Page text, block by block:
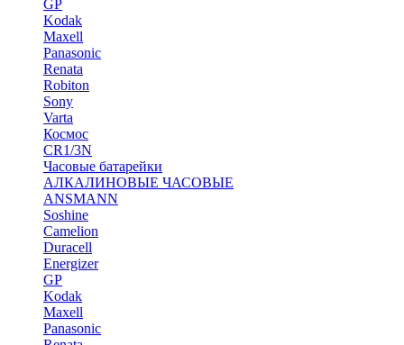
GP
Kodak
Maxell
Panasonic
Renata
Robiton
Sony
Varta
Космос
CR1/3N
Часовые батарейки
АЛКАЛИНОВЫЕ ЧАСОВЫЕ
ANSMANN
Soshine
Camelion
Duracell
Energizer
GP
Kodak
Maxell
Panasonic